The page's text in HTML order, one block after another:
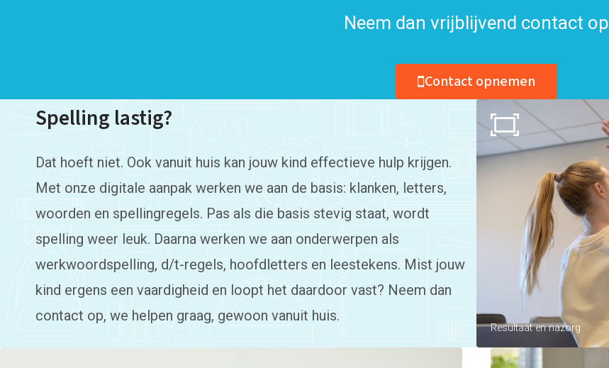
Neem dan vrijblijvend contact op
Contact opnemen
Spelling lastig?
Dat hoeft niet. Ook vanuit huis kan jouw kind effectieve hulp krijgen.
Met onze digitale aanpak werken we aan de basis: klanken, letters,
woorden en spellingregels. Pas als die basis stevig staat, wordt
spelling weer leuk. Daarna werken we aan onderwerpen als
werkwoordspelling, d/t-regels, hoofdletters en leestekens. Mist jouw
kind ergens een vaardigheid en loopt het daardoor vast? Neem dan
contact op, we helpen graag, gewoon vanuit huis.
Resultaat en nazorg